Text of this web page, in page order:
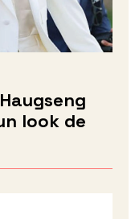
look de